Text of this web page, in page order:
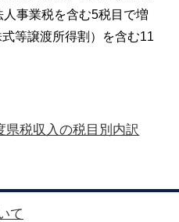
事業税を含む5税目で増
等譲渡所得割）を含む11
県税収入の税目別内訳
て